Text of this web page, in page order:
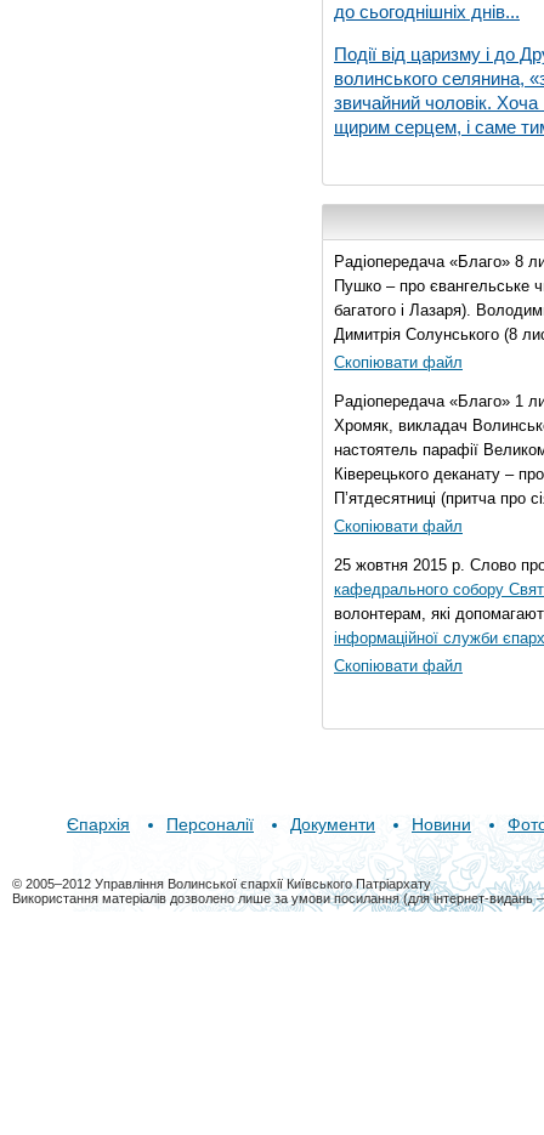
до сьогоднішніх днів...
Події від царизму і до
волинського селянина,
звичайний чоловік. Хоча
щирим серцем, і саме
Радіопередача «Благо» 8
Пушко – про євангельське
багатого і Лазаря).
Димитрія Солунського (8
Скопіювати файл
Радіопередача «Благо» 1
Хромяк, викладач
настоятель парафії
Ківерецького деканату –
П’ятдесятниці (притча про
Скопіювати файл
25 жовтня 2015 р. Слово
кафедрального собору
волонтерам, які
інформаційної служби
Скопіювати файл
Єпархія Персоналії Документи Новини
© 2005–2012 Управління Волинської єпархії Київського Патріархату
Використання матеріалів дозволено лише за умови посилання (для інтернет-видань